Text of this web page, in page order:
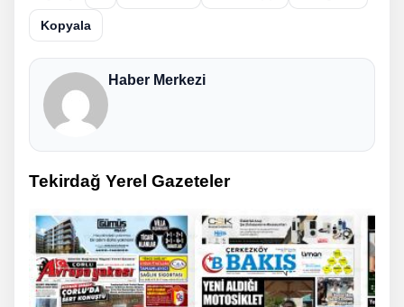
Kopyala
Haber Merkezi
Tekirdağ Yerel Gazeteler